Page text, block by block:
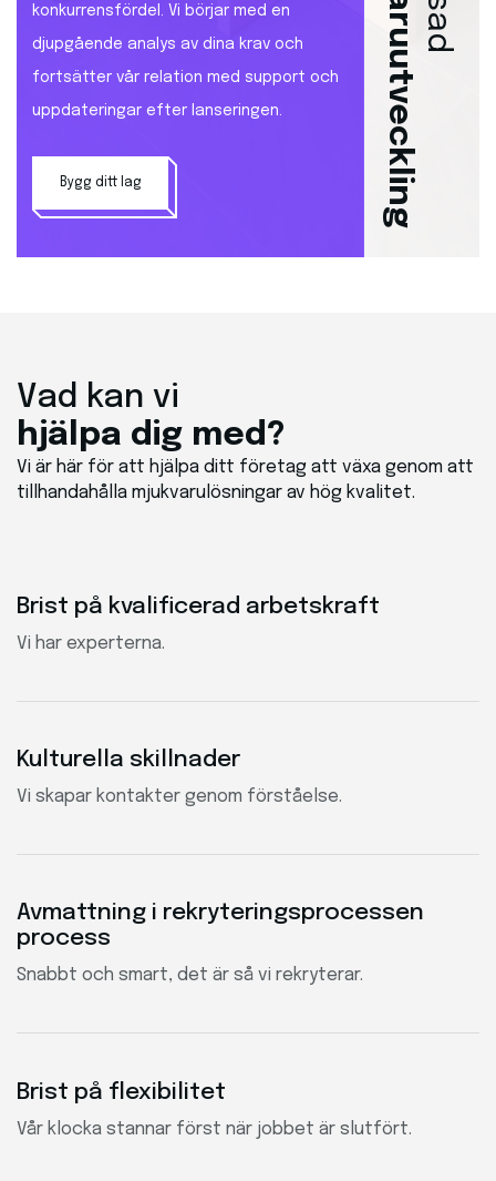
konkurrensfördel . Vi börjar med en
djupgående analys av dina krav och
fortsätter vår relation med support och
uppdateringar efter lanseringen.
Bygg ditt lag
Vad kan vi
hjälpa dig med?
Vi är här för att hjälpa ditt företag att växa genom att
tillhandahålla mjukvarulösningar av hög kvalitet.
Brist på kvalificerad arbetskraft
Vi har experterna.
Kulturella skillnader
Vi skapar kontakter genom förståelse.
Avmattning i rekryteringsprocessen
process
Snabbt och smart, det är så vi rekryterar.
Brist på flexibilitet
Vår klocka stannar först när jobbet är slutfört.